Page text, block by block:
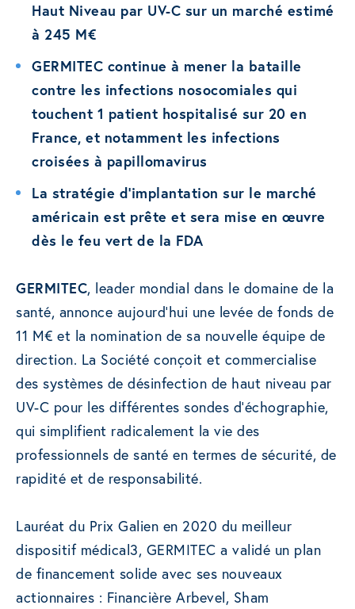
Haut Niveau par UV-C sur un marché estimé
à 245 M€
GERMITEC continue à mener la bataille
contre les infections nosocomiales qui
touchent 1 patient hospitalisé sur 20 en
France, et notamment les infections
croisées à papillomavirus
La stratégie d’implantation sur le marché
américain est prête et sera mise en œuvre
dès le feu vert de la FDA
GERMITEC, leader mondial dans le domaine de la
santé, annonce aujourd’hui une levée de fonds de
11 M€ et la nomination de sa nouvelle équipe de
direction. La Société conçoit et commercialise
des systèmes de désinfection de haut niveau par
UV-C pour les différentes sondes d’échographie,
qui simplifient radicalement la vie des
professionnels de santé en termes de sécurité, de
rapidité et de responsabilité.
Lauréat du Prix Galien en 2020 du meilleur
dispositif médical3, GERMITEC a validé un plan
de financement solide avec ses nouveaux
actionnaires : Financière Arbevel, Sham